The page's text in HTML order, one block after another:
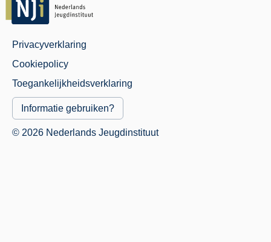
Juridisch
Menu
Privacyverklaring
Cookiepolicy
Toegankelijkheidsverklaring
Informatie gebruiken?
© 2026 Nederlands Jeugdinstituut